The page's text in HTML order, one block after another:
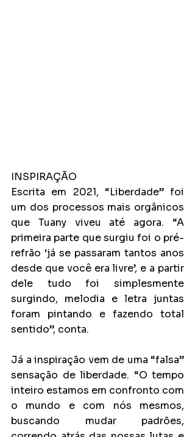
INSPIRAÇÃO
Escrita em 2021, “Liberdade” foi
um dos processos mais orgânicos
que Tuany viveu até agora. “A
primeira parte que surgiu foi o pré-
refrão ‘já se passaram tantos anos
desde que você era livre’, e a partir
dele tudo foi simplesmente
surgindo, melodia e letra juntas
foram pintando e fazendo total
sentido”, conta.
Já a inspiração vem de uma “falsa”
sensação de liberdade. “O tempo
inteiro estamos em confronto com
o mundo e com nós mesmos,
buscando mudar padrões,